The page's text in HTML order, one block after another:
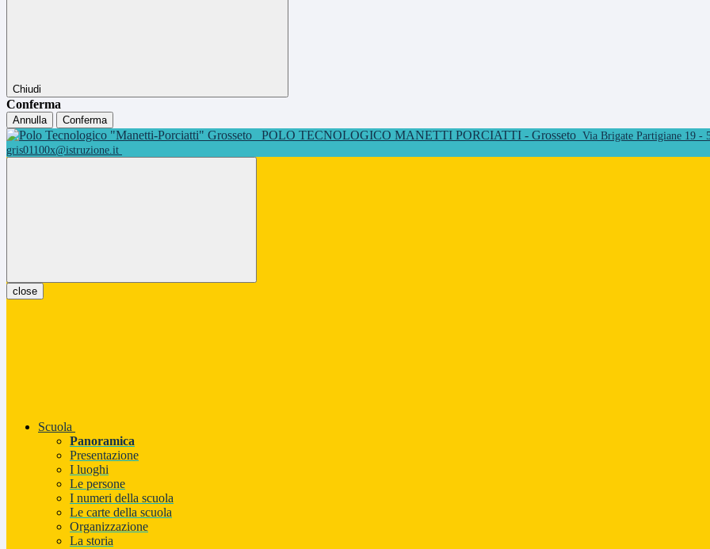
Chiudi
Conferma
Annulla Conferma
POLO TECNOLOGICO MANETTI PORCIATTI - Grosseto Via Brigate Partigiane 19 -
gris01100x@istruzione.it
close
Scuola
Panoramica
Presentazione
I luoghi
Le persone
I numeri della scuola
Le carte della scuola
Organizzazione
La storia